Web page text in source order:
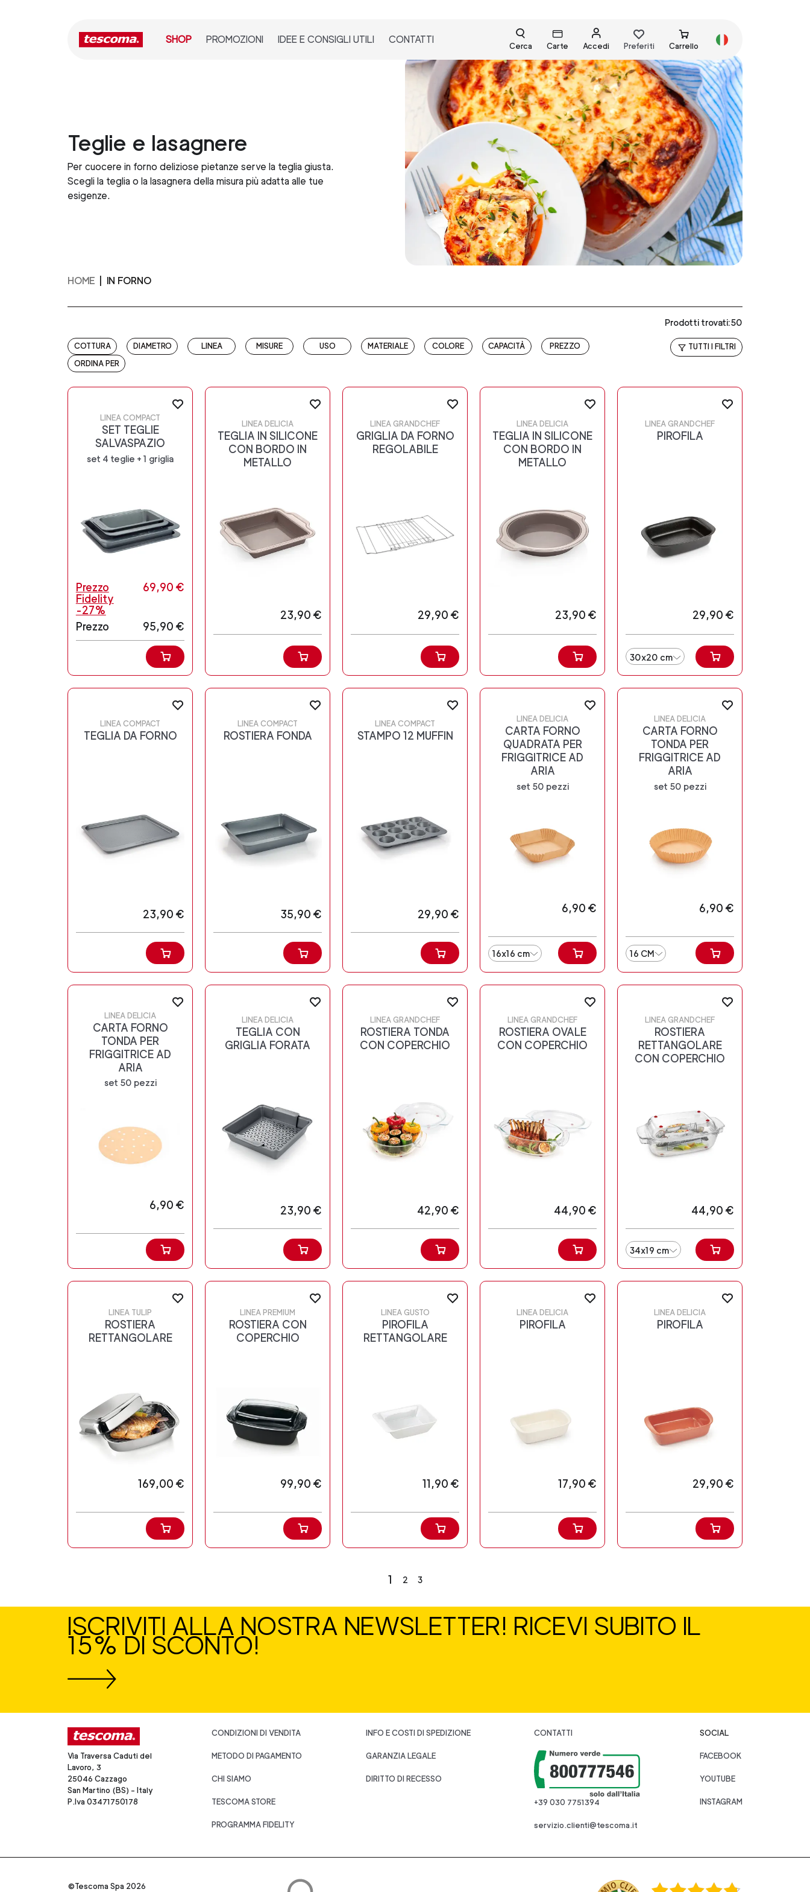
SHOP PROMOZIONI IDEE E CONSIGLI UTILI CONTATTI
Cerca Carte Accedi Preferiti Carrello
Teglie e lasagnere
Per cuocere in forno deliziose pietanze serve la teglia giusta.
Scegli la teglia o la lasagnera della misura più adatta alle tue
esigenze.
HOME IN FORNO
Prodotti trovati:50
COTTURA DIAMETRO LINEA MISURE USO MATERIALE COLORE CAPACITÀ
PREZZO
ORDINA PER
TUTTI I FILTRI
LINEA COMPACT
SET TEGLIE
SALVASPAZIO
set 4 teglie + 1 griglia
Prezzo
Fidelity
-27%
69,90 €
Prezzo 95,90 €
LINEA DELICIA
TEGLIA IN SILICONE
CON BORDO IN
METALLO
23,90 €
LINEA GRANDCHEF
GRIGLIA DA FORNO
REGOLABILE
29,90 €
LINEA DELICIA
TEGLIA IN SILICONE
CON BORDO IN
METALLO
23,90 €
LINEA GRANDCHEF
PIROFILA
29,90 €
30x20 cm
LINEA COMPACT
TEGLIA DA FORNO
23,90 €
LINEA COMPACT
ROSTIERA FONDA
35,90 €
LINEA COMPACT
STAMPO 12 MUFFIN
29,90 €
LINEA DELICIA
CARTA FORNO
QUADRATA PER
FRIGGITRICE AD
ARIA
set 50 pezzi
6,90 €
16x16 cm
LINEA DELICIA
CARTA FORNO
TONDA PER
FRIGGITRICE AD
ARIA
set 50 pezzi
6,90 €
16 CM
LINEA DELICIA
CARTA FORNO
TONDA PER
FRIGGITRICE AD
ARIA
set 50 pezzi
6,90 €
LINEA DELICIA
TEGLIA CON
GRIGLIA FORATA
23,90 €
LINEA GRANDCHEF
ROSTIERA TONDA
CON COPERCHIO
42,90 €
LINEA GRANDCHEF
ROSTIERA OVALE
CON COPERCHIO
44,90 €
LINEA GRANDCHEF
ROSTIERA
RETTANGOLARE
CON COPERCHIO
44,90 €
34x19 cm
LINEA TULIP
ROSTIERA
RETTANGOLARE
169,00 €
LINEA PREMIUM
ROSTIERA CON
COPERCHIO
99,90 €
LINEA GUSTO
PIROFILA
RETTANGOLARE
11,90 €
LINEA DELICIA
PIROFILA
17,90 €
LINEA DELICIA
PIROFILA
29,90 €
1 2 3
ISCRIVITI ALLA NOSTRA NEWSLETTER! RICEVI SUBITO IL
15% DI SCONTO!
Via Traversa Caduti del
Lavoro, 3
25046 Cazzago
San Martino (BS) - Italy
P.Iva 03471750178
CONDIZIONI DI VENDITA
METODO DI PAGAMENTO
CHI SIAMO
TESCOMA STORE
PROGRAMMA FIDELITY
INFO E COSTI DI SPEDIZIONE
GARANZIA LEGALE
DIRITTO DI RECESSO
CONTATTI
+39 030 7751394
servizio.clienti@tescoma.it
SOCIAL
FACEBOOK
YOUTUBE
INSTAGRAM
©Tescoma Spa 2026